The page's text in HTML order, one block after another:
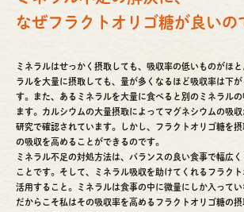
なぜフラクトオリゴ糖が良いの
ミネラルはせっかく摂取しても、吸収率の低いものがほ
ラルを大量に摂取しても、量が多くなるほど吸収率は下
す。また、あるミネラルを大量に食べると別のミネラル
ます。カルシウムの大量摂取によってマグネシウムの吸
研究で確認されています。しかし、フラクトオリゴ糖を
の吸収を高めることができるのです。
ミネラル不足の対処方法は、バランスの良い食事で幅広く
ことです。そして、ミネラル吸収を助けてくれるフラク
活用すること。ミネラルは食事の中に微量にしか入ってい
だからこそ私はその吸収率を高めるフラクトオリゴ糖の